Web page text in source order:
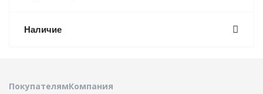
Наличие
ПокупателямКомпания